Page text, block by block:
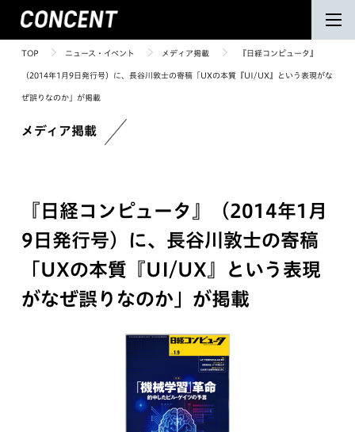
TOP ニュース・イベント メディア掲載 『日経コンピュータ』
（2014年1月9日発行号）に、長谷川敦士の寄稿「UXの本質『UI/UX』という表現がな
ぜ誤りなのか」が掲載
メディア掲載
『日経コンピュータ』（2014年1月
9日発行号）に、長谷川敦士の寄稿
「UXの本質『UI/UX』という表現
がなぜ誤りなのか」が掲載